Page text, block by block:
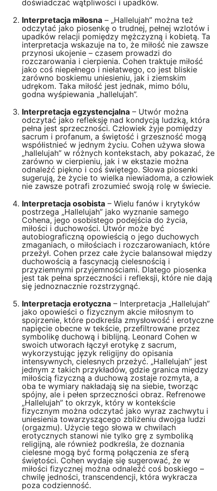
doświadczać wątpliwości i upadków.
Interpretacja miłosna – „Hallelujah” można też
odczytać jako piosenkę o trudnej, pełnej wzlotów i
upadków relacji pomiędzy mężczyzną i kobietą. Ta
interpretacja wskazuje na to, że miłość nie zawsze
przynosi ukojenie – czasem prowadzi do
rozczarowania i cierpienia. Cohen traktuje miłość
jako coś niepełnego i niełatwego, co jest bliskie
zarówno boskiemu uniesieniu, jak i ziemskim
udrękom. Taka miłość jest jednak, mimo bólu,
godna wyśpiewania „hallelujah”.
Interpretacja egzystencjalna – Utwór można
odczytać jako refleksję nad kondycją ludzką, która
pełna jest sprzeczności. Człowiek żyje pomiędzy
sacrum i profanum, a świętość i grzeszność mogą
współistnieć w jednym życiu. Cohen używa słowa
„hallelujah” w różnych kontekstach, aby pokazać, że
zarówno w cierpieniu, jak i w ekstazie można
odnaleźć piękno i coś świętego. Słowa piosenki
sugerują, że życie to wielka niewiadoma, a człowiek
nie zawsze potrafi zrozumieć swoją rolę w świecie.
Interpretacja osobista – Wielu fanów i krytyków
postrzega „Hallelujah” jako wyznanie samego
Cohena, jego osobistego podejścia do życia,
miłości i duchowości. Utwór może być
autobiograficzną opowieścią o jego duchowych
zmaganiach, o miłościach i rozczarowaniach, które
przeżył. Cohen przez całe życie balansował między
duchowością a fascynacją cielesnością i
przyziemnymi przyjemnościami. Dlatego piosenka
jest tak pełna sprzeczności i refleksji, które nie dają
się jednoznacznie rozstrzygnąć.
Interpretacja erotyczna – Interpretacja „Hallelujah”
jako opowieści o fizycznym akcie miłosnym to
spojrzenie, które podkreśla zmysłowość i erotyczne
napięcie obecne w tekście, przefiltrowane przez
symbolikę duchową i biblijną. Leonard Cohen w
swoich utworach łączył erotykę z sacrum,
wykorzystując język religijny do opisania
intensywnych, cielesnych przeżyć. „Hallelujah” jest
jednym z takich przykładów, gdzie granica między
miłością fizyczną a duchową zostaje rozmyta, a
oba te wymiary nakładają się na siebie, tworząc
spójny, ale i pełen sprzeczności obraz. Refrenowe
„Hallelujah” to okrzyk, który w kontekście
fizycznym można odczytać jako wyraz zachwytu i
uniesienia towarzyszącego zbliżeniu dwojga ludzi
(orgazmu). Użycie tego słowa w chwilach
erotycznych stanowi nie tylko grę z symboliką
religijną, ale również podkreśla, że doznania
cielesne mogą być formą połączenia ze sferą
świętości. Cohen wydaje się sugerować, że w
miłości fizycznej można odnaleźć coś boskiego –
chwilę jedności, transcendencji, która wykracza
poza codzienność.